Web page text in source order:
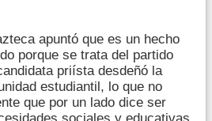
apuntó que es un hecho
porque se trata del partido
priísta desdeñó la
estudiantil, lo que no
que por un lado dice ser
sociales y educativas